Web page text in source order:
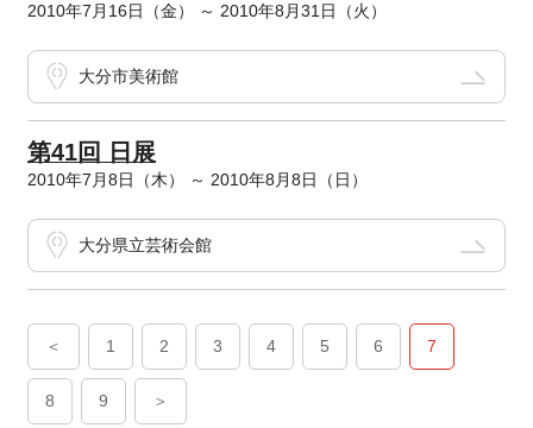
2010年7月16日（金） ～ 2010年8月31日（火）
大分市美術館
第41回 日展
2010年7月8日（木） ～ 2010年8月8日（日）
大分県立芸術会館
＜ 1 2 3 4 5 6 7
8 9 ＞